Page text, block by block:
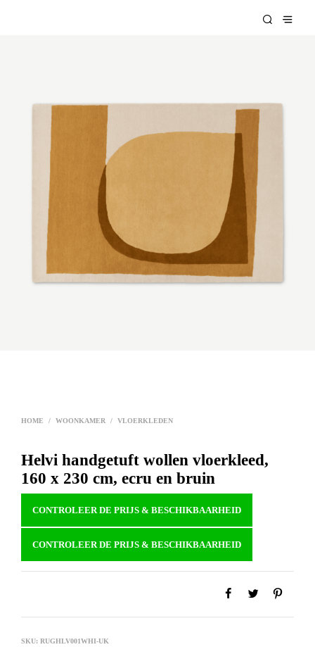
HOME / WOONKAMER / VLOERKLEDEN
Helvi handgetuft wollen vloerkleed,
160 x 230 cm, ecru en bruin
CONTROLEER DE PRIJS & BESCHIKBAARHEID
CONTROLEER DE PRIJS & BESCHIKBAARHEID
SKU: RUGHLV001WHI-UK